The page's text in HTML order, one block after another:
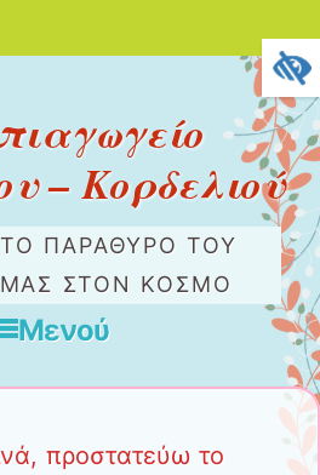
– Κορδελιού
ΠΑΡΆΘΥΡΟ ΤΟΥ
ΜΑΣ ΣΤΟΝ ΚΌΣΜΟ
Μενού
προστατεύω το